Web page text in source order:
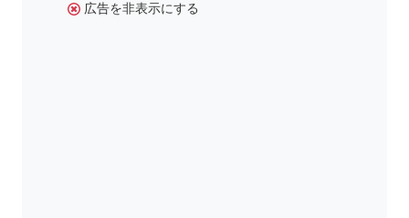
広告を非表示にする